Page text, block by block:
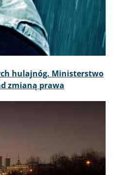
hulajnóg. Ministerstwo
zmianą prawa